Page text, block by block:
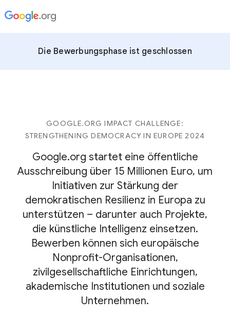
Die Bewerbungsphase ist geschlossen
GOOGLE.ORG IMPACT CHALLENGE:
STRENGTHENING DEMOCRACY IN EUROPE 2024
Google.org startet eine öffentliche
Ausschreibung über 15 Millionen Euro, um
Initiativen zur Stärkung der
demokratischen Resilienz in Europa zu
unterstützen – darunter auch Projekte,
die künstliche Intelligenz einsetzen.
Bewerben können sich europäische
Nonprofit-Organisationen,
zivilgesellschaftliche Einrichtungen,
akademische Institutionen und soziale
Unternehmen.